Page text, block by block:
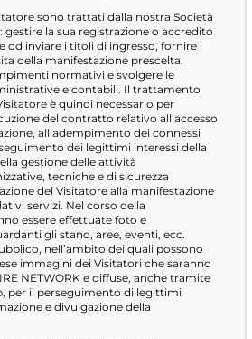
sono trattati dalla nostra Società
gestire la sua registrazione o accredito
od inviare i titoli di ingresso, fornire i
della manifestazione prescelta,
normativi e svolgere le
e contabili. Il trattamento
è quindi necessario per
del contratto relativo all’accesso
all’adempimento dei connessi
dei legittimi interessi della
gestione delle attività
tecniche e di sicurezza
del Visitatore alla manifestazione
servizi. Nel corso della
essere effettuate foto e
gli stand, aree, eventi, ecc.
nell’ambito dei quali possono
immagini dei Visitatori che saranno
NETWORK e diffuse, anche tramite
per il perseguimento di legittimi
e divulgazione della